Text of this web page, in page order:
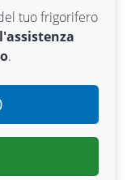
tuo frigorifero
l'assistenza
.